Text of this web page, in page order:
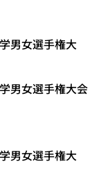
男女選手権大
男女選手権大会
男女選手権大